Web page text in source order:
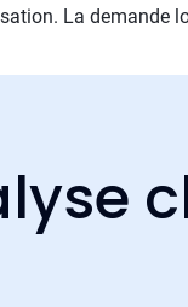
La demande